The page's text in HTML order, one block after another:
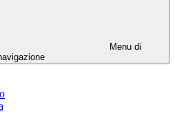
Menu di